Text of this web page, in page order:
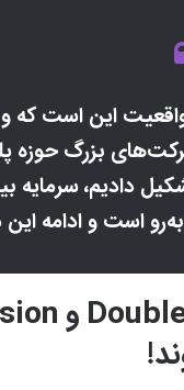
این است که
بزرگ حوزه
دادیم، سرمایه
است و ادامه